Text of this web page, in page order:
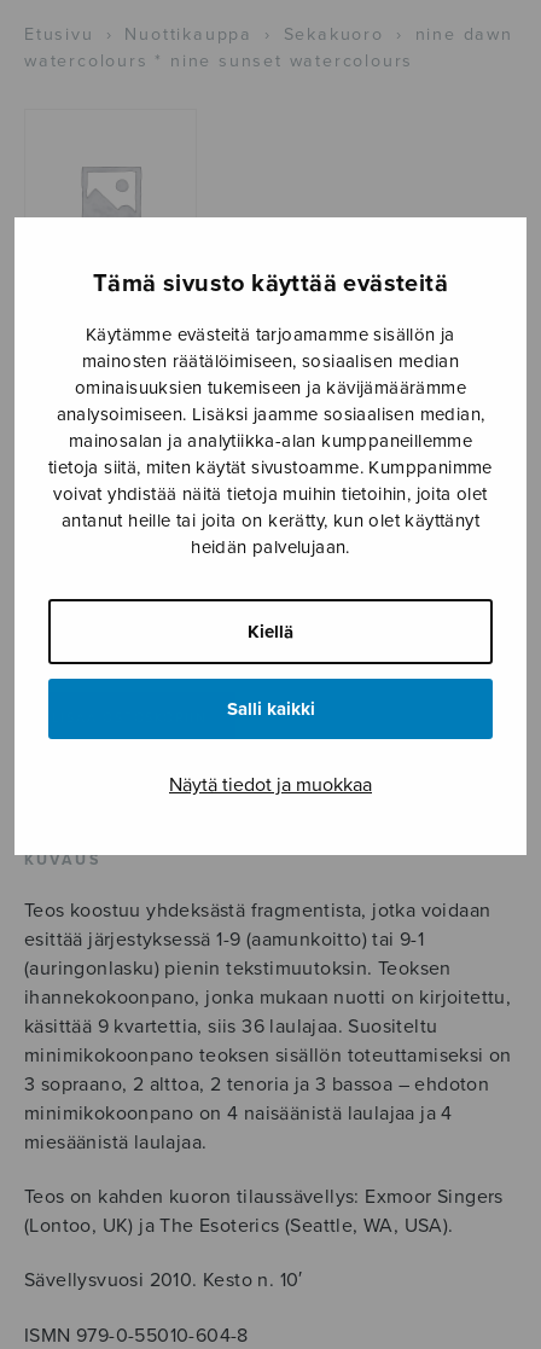
Tämä sivusto käyttää evästeitä
Käytämme evästeitä tarjoamamme sisällön ja
mainosten räätälöimiseen, sosiaalisen median
ominaisuuksien tukemiseen ja kävijämäärämme
analysoimiseen. Lisäksi jaamme sosiaalisen median,
mainosalan ja analytiikka-alan kumppaneillemme
tietoja siitä, miten käytät sivustoamme. Kumppanimme
voivat yhdistää näitä tietoja muihin tietoihin, joita olet
antanut heille tai joita on kerätty, kun olet käyttänyt
heidän palvelujaan.
Kiellä
Salli kaikki
Näytä tiedot ja muokkaa
Etusivu › Nuottikauppa › Sekakuoro ›
nine dawn
watercolours * nine sunset watercolours
nine dawn
watercolours *
nine sunset
watercolours
Mäntyjärvi Jaakko
7,90€
nine
määrä
Tuotetunnus (SKU):S1604
KUVAUS
Teos koostuu yhdeksästä fragmentista, jotka voidaan
esittää järjestyksessä 1-9 (aamunkoitto) tai 9-1
(auringonlasku) pienin tekstimuutoksin. Teoksen
ihannekokoonpano, jonka mukaan nuotti on kirjoitettu,
käsittää 9 kvartettia, siis 36 laulajaa. Suositeltu
minimikokoonpano teoksen sisällön toteuttamiseksi on
3 sopraano, 2 alttoa, 2 tenoria ja 3 bassoa – ehdoton
minimikokoonpano on 4 naisäänistä laulajaa ja 4
miesäänistä laulajaa.
Teos on kahden kuoron tilaussävellys: Exmoor Singers
(Lontoo, UK) ja The Esoterics (Seattle, WA, USA).
Sävellysvuosi 2010. Kesto n. 10′
ISMN 979-0-55010-604-8